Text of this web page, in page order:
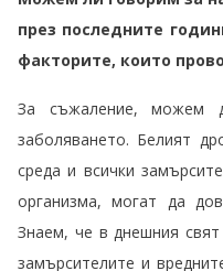
през последните
факторите, които
За съжаление, можем
заболяването. Белият
среда и всички
организма, могат да
Знаем, че в днешния
замърсителите и